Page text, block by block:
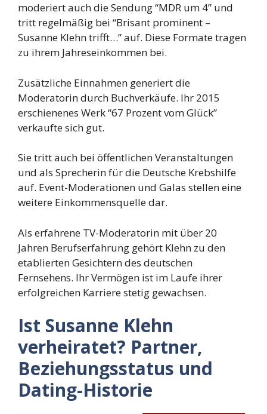
moderiert auch die Sendung “MDR um 4” und
tritt regelmäßig bei “Brisant prominent –
Susanne Klehn trifft…” auf. Diese Formate tragen
zu ihrem Jahreseinkommen bei.
Zusätzliche Einnahmen generiert die
Moderatorin durch Buchverkäufe. Ihr 2015
erschienenes Werk “67 Prozent vom Glück”
verkaufte sich gut.
Sie tritt auch bei öffentlichen Veranstaltungen
und als Sprecherin für die Deutsche Krebshilfe
auf. Event-Moderationen und Galas stellen eine
weitere Einkommensquelle dar.
Als erfahrene TV-Moderatorin mit über 20
Jahren Berufserfahrung gehört Klehn zu den
etablierten Gesichtern des deutschen
Fernsehens. Ihr Vermögen ist im Laufe ihrer
erfolgreichen Karriere stetig gewachsen.
Ist Susanne Klehn
verheiratet? Partner,
Beziehungsstatus und
Dating-Historie